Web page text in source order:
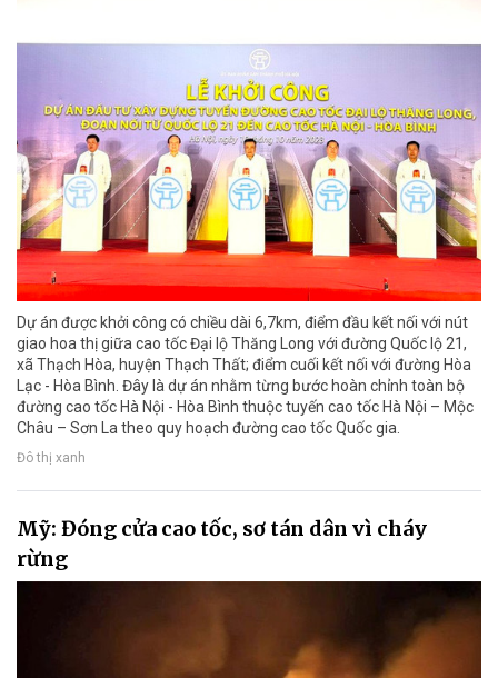
Dự án được khởi công có chiều dài 6,7km, điểm đầu kết nối với nút
giao hoa thị giữa cao tốc Đại lộ Thăng Long với đường Quốc lộ 21,
xã Thạch Hòa, huyện Thạch Thất; điểm cuối kết nối với đường Hòa
Lạc - Hòa Bình. Đây là dự án nhằm từng bước hoàn chỉnh toàn bộ
đường cao tốc Hà Nội - Hòa Bình thuộc tuyến cao tốc Hà Nội – Mộc
Châu – Sơn La theo quy hoạch đường cao tốc Quốc gia.
Đô thị xanh
Mỹ: Đóng cửa cao tốc, sơ tán dân vì cháy
rừng